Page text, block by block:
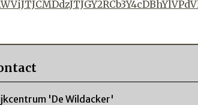
'De Wildacker'